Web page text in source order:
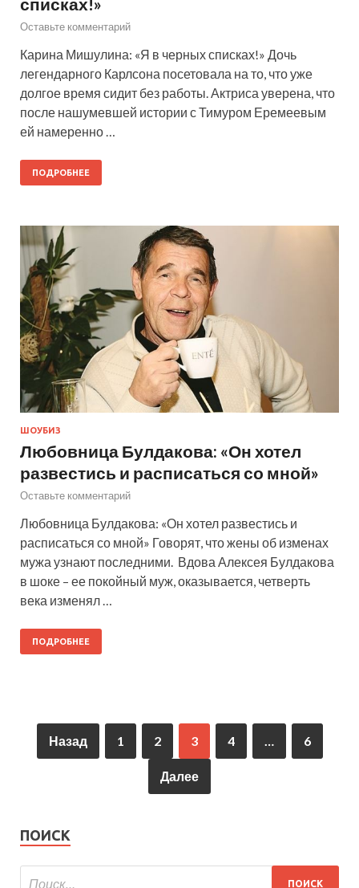
Оставьте комментарий
Карина Мишулина: «Я в черных списках!» Дочь
легендарного Карлсона посетовала на то, что уже
долгое время сидит без работы. Актриса уверена, что
после нашумевшей истории с Тимуром Еремеевым
ей намеренно …
ПОДРОБНЕЕ
ШОУБИЗ
Любовница Булдакова: «Он хотел
развестись и расписаться со мной»
Оставьте комментарий
Любовница Булдакова: «Он хотел развестись и
расписаться со мной» Говорят, что жены об изменах
мужа узнают последними. Вдова Алексея Булдакова
в шоке – ее покойный муж, оказывается, четверть
века изменял …
ПОДРОБНЕЕ
Назад 1 2 3 4 … 6
Далее
ПОИСК